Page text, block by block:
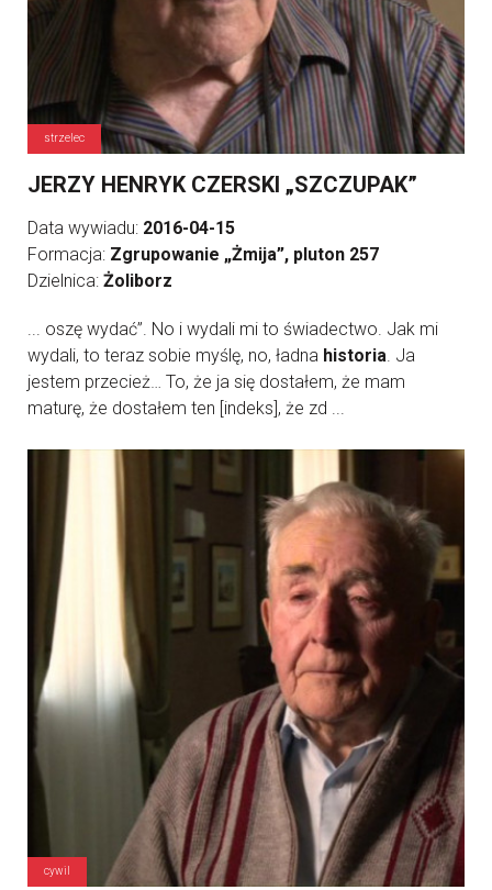
strzelec
JERZY HENRYK CZERSKI „SZCZUPAK”
Data wywiadu: 2016-04-15
Formacja: Zgrupowanie „Żmija”, pluton 257
Dzielnica: Żoliborz
... oszę wydać”. No i wydali mi to świadectwo. Jak mi
wydali, to teraz sobie myślę, no, ładna historia. Ja
jestem przecież… To, że ja się dostałem, że mam
maturę, że dostałem ten [indeks], że zd ...
cywil